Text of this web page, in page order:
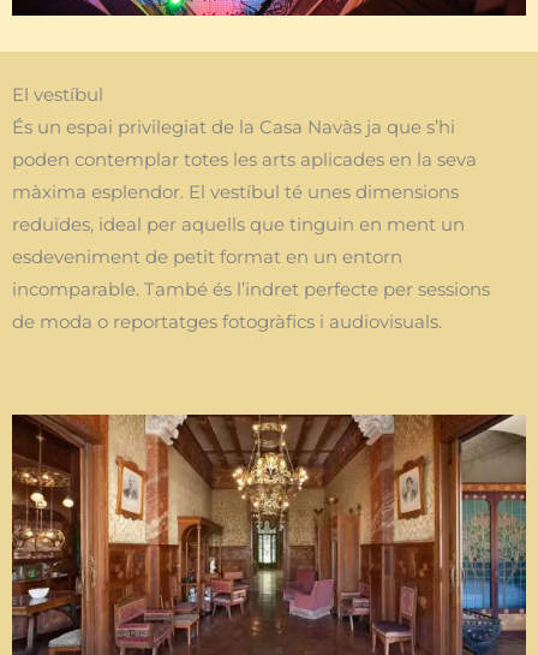
El vestíbul
És un espai privilegiat de la Casa Navàs ja que s’hi
poden contemplar totes les arts aplicades en la seva
màxima esplendor. El vestíbul té unes dimensions
reduïdes, ideal per aquells que tinguin en ment un
esdeveniment de petit format en un entorn
incomparable. També és l’indret perfecte per sessions
de moda o reportatges fotogràfics i audiovisuals.